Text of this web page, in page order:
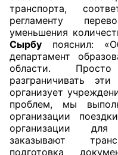
Соглашения
Рекомендации
Порядок работы
Аппарат ОП КО
УСТАВ ГКУ
Доходы
транспорта,
регламенту
уменьшения
Сырбу пояснил:
департамент
области.
разграничивать
организует
проблем, мы
организации
организации
заказывают
подготовка